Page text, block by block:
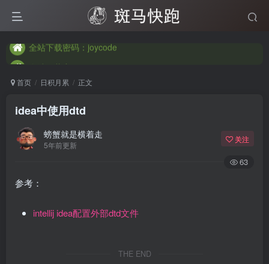
全站下载密码：joycode
全站下载密码：joycode
全站下载密码：joycode
首页 日积月累 正文
idea中使用dtd
螃蟹就是横着走
5年前更新
关注
63
参考：
intellij idea配置外部dtd文件
THE END